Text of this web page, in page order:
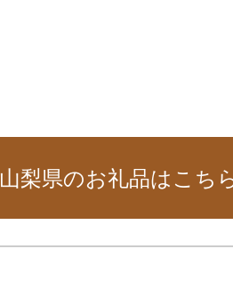
山梨県のお礼品はこち